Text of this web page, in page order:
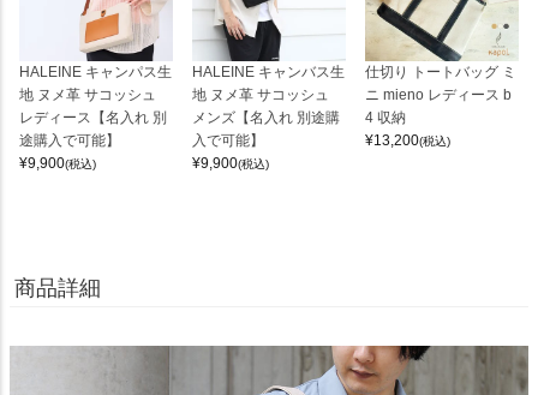
HALEINE キャンパス生
地 ヌメ革 サコッシュ
レディース【名入れ 別
途購入で可能】
¥9,900(税込)
HALEINE キャンバス生
地 ヌメ革 サコッシュ
メンズ【名入れ 別途購
入で可能】
¥9,900(税込)
仕切り トートバッグ ミ
ニ mieno レディース b
4 収納
¥13,200(税込)
商品詳細